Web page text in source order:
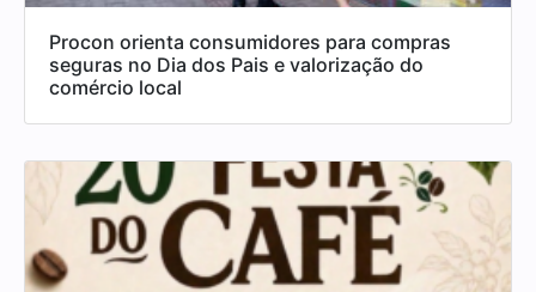
Procon orienta consumidores para compras
seguras no Dia dos Pais e valorização do
comércio local